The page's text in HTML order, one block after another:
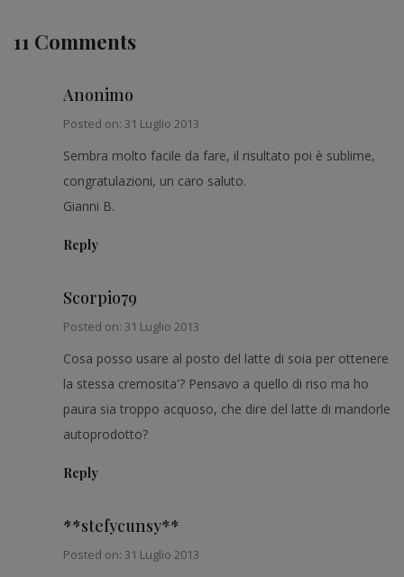
11 Comments
Anonimo
Posted on: 31 Luglio 2013
Sembra molto facile da fare, il risultato poi è sublime,
congratulazioni, un caro saluto.
Gianni B.
Reply
Scorpio79
Posted on: 31 Luglio 2013
Cosa posso usare al posto del latte di soia per ottenere
la stessa cremosita'? Pensavo a quello di riso ma ho
paura sia troppo acquoso, che dire del latte di mandorle
autoprodotto?
Reply
**stefycunsy**
Posted on: 31 Luglio 2013